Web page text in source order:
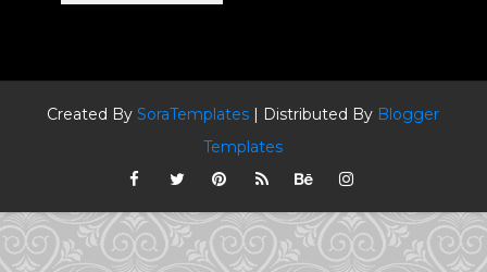
Created BySoraTemplates | Distributed By Blogger
Templates